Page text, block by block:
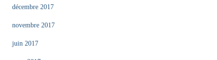
décembre 2017
novembre 2017
juin 2017